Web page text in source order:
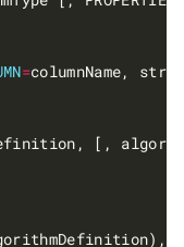
=
[,